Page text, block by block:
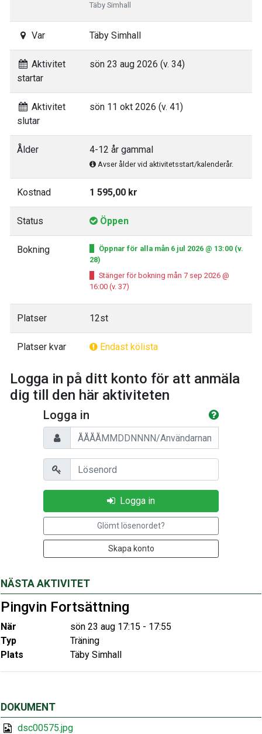
NÄSTA AKTIVITET
Pingvin Fortsättning
När
sön 23 aug 17:15 - 17:55
Typ
Träning
Plats
Täby Simhall
DOKUMENT
dsc00575.jpg
Täby Simhall
Var Täby Simhall
Aktivitet
startar
sön 23 aug 2026 (v. 34)
Aktivitet
slutar
sön 11 okt 2026 (v. 41)
Ålder 4-12 år gammal
Avser ålder vid aktivitetsstart/kalenderår.
Kostnad 1 595,00 kr
Status Öppen
Bokning
Öppnar för alla mån 6 jul 2026 @ 13:00 (v.
28)
Stänger för bokning mån 7 sep 2026 @
16:00 (v. 37)
Platser 12st
Platser kvar Endast kölista
Logga in på ditt konto för att anmäla
dig till den här aktiviteten
Logga in
Personnummer/Användarnamn
Lösenord
Logga in
Glömt lösenordet?
Skapa konto